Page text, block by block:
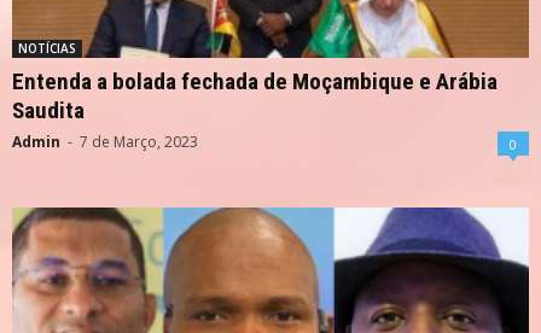
NOTÍCIAS
Entenda a bolada fechada de Moçambique e Arábia
Saudita
Admin - 7 de Março, 2023 0